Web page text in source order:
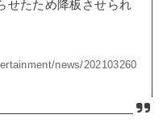
せたため降板させられ
news/202103260